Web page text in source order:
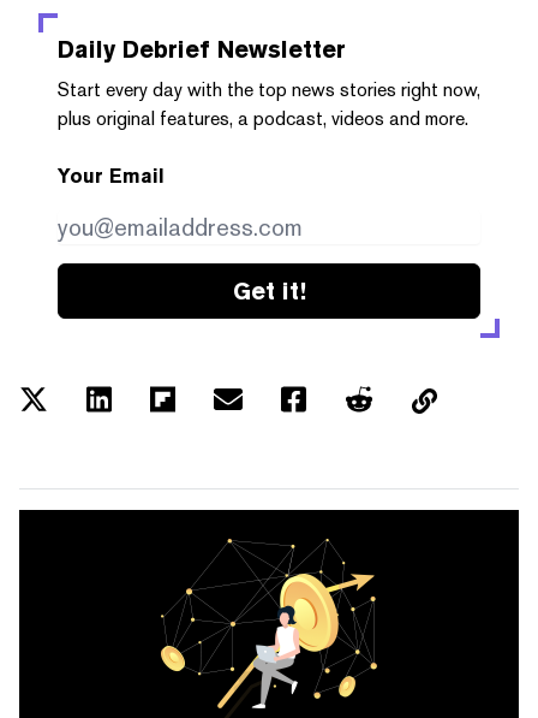
Daily Debrief Newsletter
Start every day with the top news stories right now,
plus original features, a podcast, videos and more.
Your Email
Get it!